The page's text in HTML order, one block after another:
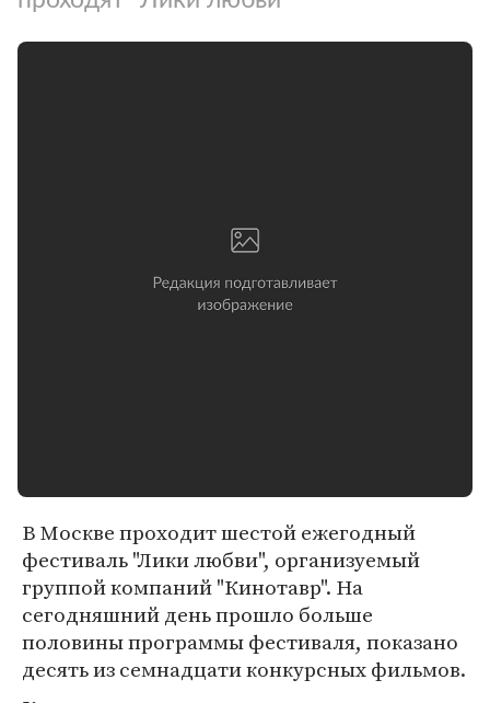
В Москве проходит шестой ежегодный
фестиваль "Лики любви", организуемый
группой компаний "Кинотавр". На
сегодняшний день прошло больше
половины программы фестиваля, показано
десять из семнадцати конкурсных фильмов.